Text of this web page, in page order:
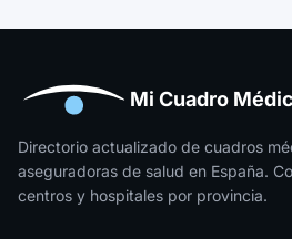
Huesca
Jaén
La Rioja
Mi Cuadro
Directorio actualizado de cuadros
aseguradoras de salud en España.
centros y hospitales por provincia.